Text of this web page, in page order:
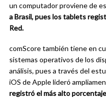
un computador proviene de
a Brasil, pues los tablets
Red.
comScore también tiene en
sistemas operativos de los
análisis, pues a través del
iOS de Apple lideró
registró el más alto